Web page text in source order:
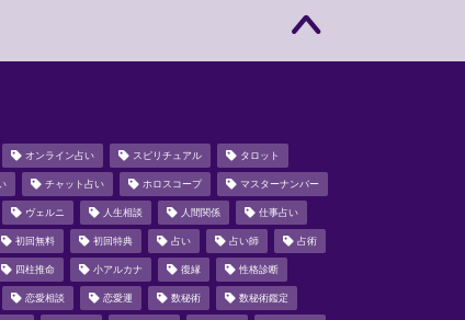
オンライン占い スピリチュアル タロット
チャット占い ホロスコープ マスターナンバー
ヴェルニ 人生相談 人間関係 仕事占い
初回無料 初回特典 占い 占い師 占術
四柱推命 小アルカナ 復縁 性格診断
恋愛相談 恋愛運 数秘術 数秘術鑑定